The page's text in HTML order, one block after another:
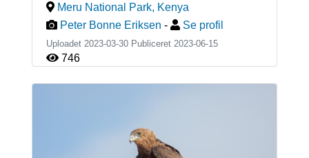
Meru National Park, Kenya
Peter Bonne Eriksen - Se profil
Uploadet 2023-03-30 Publiceret 2023-06-15
746